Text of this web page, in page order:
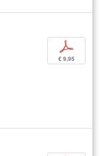
p
€ 9,95